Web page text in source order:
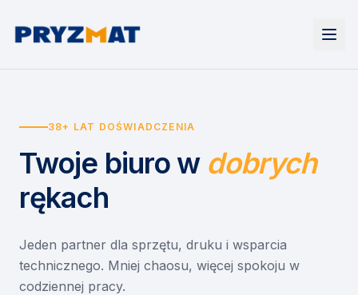
Urządzenia
Drukarki i urządzenia wielofunkcyjne
Etykiety i identyfikacja
Skanery i obieg dokumentów
Monitory interaktywne
Niszczarki dokumentów
Wynajem drukarek
Wynajem urządzeń biurowych
Asystent druku
EZD RP
Misja szkoła
Serwis
O nas
Kontakt
38+ LAT DOŚWIADCZENIA
Twoje biuro w dobrych
rękach
Jeden partner dla sprzętu, druku i wsparcia
technicznego. Mniej chaosu, więcej spokoju w
codziennej pracy.